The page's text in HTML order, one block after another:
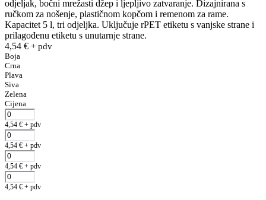
odjeljak, bočni mrežasti džep i ljepljivo zatvaranje. Dizajnirana s
ručkom za nošenje, plastičnom kopčom i remenom za rame.
Kapacitet 5 l, tri odjeljka. Uključuje rPET etiketu s vanjske strane i
prilagođenu etiketu s unutarnje strane.
4,54 € + pdv
Boja
Crna
Plava
Siva
Zelena
Cijena
4,54 € + pdv
4,54 € + pdv
4,54 € + pdv
4,54 € + pdv